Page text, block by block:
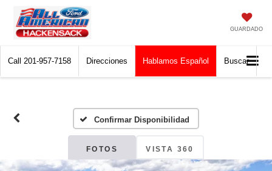
GUARDADO
Call 201-957-7158 Direcciones Hablamos Español Buscar
Confirmar Disponibilidad
FOTOS VISTA 360